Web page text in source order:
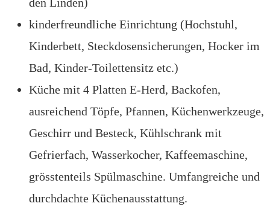
kinderfreundliche Einrichtung (Hochstuhl,
Kinderbett, Steckdosensicherungen, Hocker im
Bad, Kinder-Toilettensitz etc.)
Küche mit 4 Platten E-Herd, Backofen,
ausreichend Töpfe, Pfannen, Küchenwerkzeuge,
Geschirr und Besteck, Kühlschrank mit
Gefrierfach, Wasserkocher, Kaffeemaschine,
grösstenteils Spülmaschine. Umfangreiche und
durchdachte Küchenausstattung.